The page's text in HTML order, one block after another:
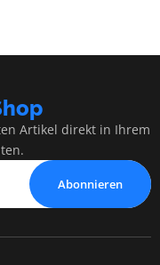
Artikel direkt in Ihrem
Abonnieren